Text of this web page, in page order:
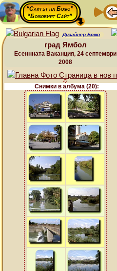
“Сайтът на Божо”
“Божовият Сайт”
Дизайнер Божо
град Ямбол
Есеннната Ваканция, 24 септември
2008
Снимки в албума (20):